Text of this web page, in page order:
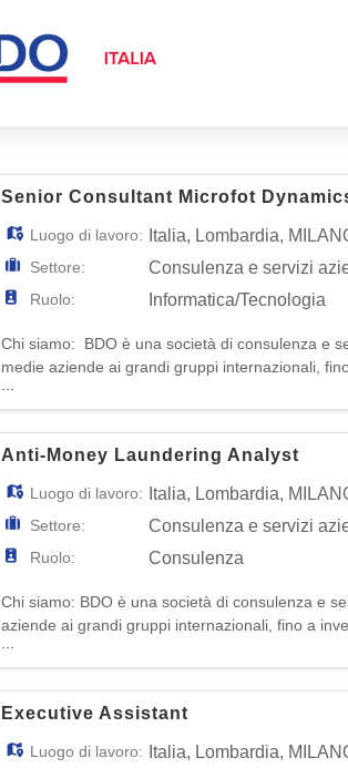
Senior Consultant Microfot
Luogo di lavoro: Italia, Lombardia,
Settore: Consulenza e servizi
Ruolo: Informatica/Tecnologia
Chi siamo: BDO è una società di consulenza e
medie aziende ai grandi gruppi internazionali,
professionisti in Italia, la nostra azienda offre
Anti-Money Laundering Analyst
Luogo di lavoro: Italia, Lombardia,
Settore: Consulenza e servizi
Ruolo: Consulenza
Chi siamo: BDO è una società di consulenza e
aziende ai grandi gruppi internazionali, fino a
professionisti in Italia, la nostra azienda offre
Executive Assistant
Luogo di lavoro: Italia, Lombardia,